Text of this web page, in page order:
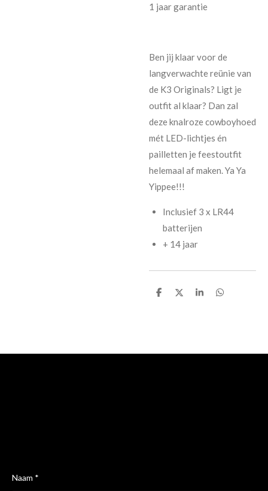
1 jaar garantie
Ben jij klaar voor de
langverwachte reünie van
de K3 Originals? Ligt je
outfit al klaar? Dan zal
deze knalroze cowboyhoed
mét LED-lichtjes én
pailletten je feestoutfit
helemaal af maken. Ya Ya
Yippee!!!
Inclusief 3 x LR44
batterijen
+ 14 jaar
D
D
S
D
Naam *